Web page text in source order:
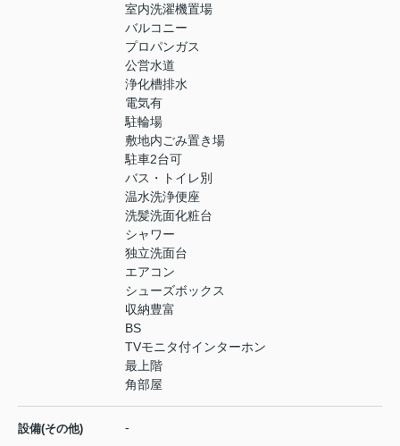
室内洗濯機置場
バルコニー
プロパンガス
公営水道
浄化槽排水
電気有
駐輪場
敷地内ごみ置き場
駐車2台可
バス・トイレ別
温水洗浄便座
洗髪洗面化粧台
シャワー
独立洗面台
エアコン
シューズボックス
収納豊富
BS
TVモニタ付インターホン
最上階
角部屋
設備(その他) -